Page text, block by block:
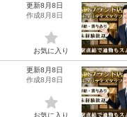
更新8月8日
作成8月8日
お気に入り
更新8月8日
作成8月8日
お気に入り